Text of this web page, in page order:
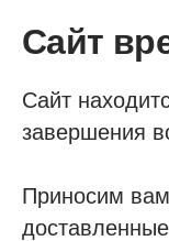
Сайт
Сайт
завершения
Приносим